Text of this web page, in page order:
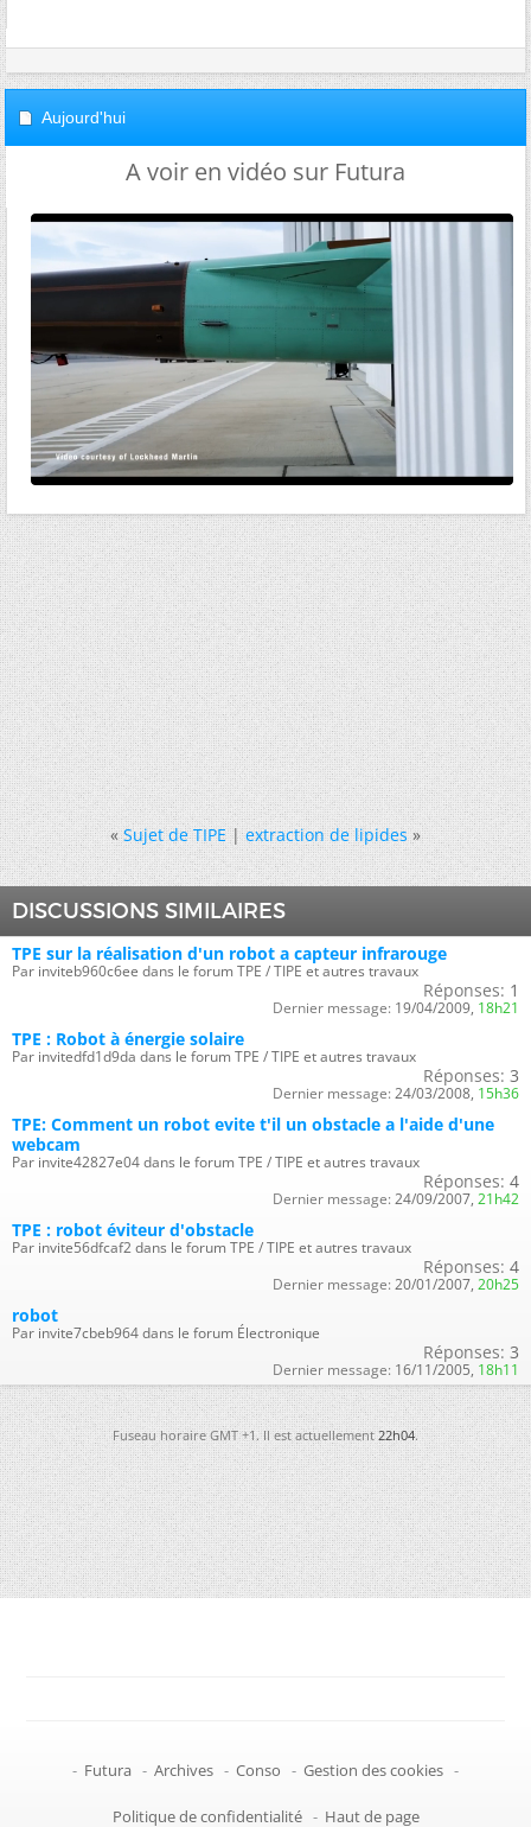
Aujourd'hui
A voir en vidéo sur Futura
« Sujet de TIPE|extraction de lipides »
DISCUSSIONS SIMILAIRES
TPE sur la réalisation d'un robot a capteur infrarouge
Par inviteb960c6ee dans le forum TPE / TIPE et autres travaux
Réponses: 1
Dernier message: 19/04/2009, 18h21
TPE : Robot à énergie solaire
Par invitedfd1d9da dans le forum TPE / TIPE et autres travaux
Réponses: 3
Dernier message: 24/03/2008, 15h36
TPE: Comment un robot evite t'il un obstacle a l'aide d'une
webcam
Par invite42827e04 dans le forum TPE / TIPE et autres travaux
Réponses: 4
Dernier message: 24/09/2007, 21h42
TPE : robot éviteur d'obstacle
Par invite56dfcaf2 dans le forum TPE / TIPE et autres travaux
Réponses: 4
Dernier message: 20/01/2007, 20h25
robot
Par invite7cbeb964 dans le forum Électronique
Réponses: 3
Dernier message: 16/11/2005, 18h11
Fuseau horaire GMT +1. Il est actuellement22h04.
- Futura - Archives - Conso - Gestion des cookies -
Politique de confidentialité - Haut de page